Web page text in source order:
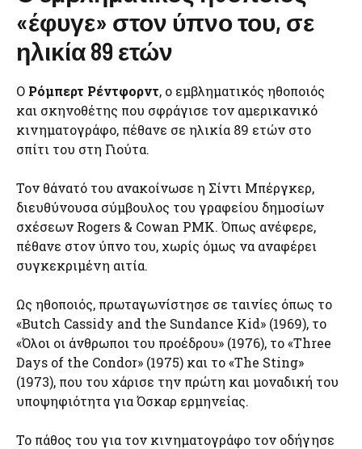
«έφυγε» στον ύπνο του, σε
ηλικία 89 ετών
O Ρόμπερτ Ρέντφορντ, ο εμβληματικός ηθοποιός
και σκηνοθέτης που σφράγισε τον αμερικανικό
κινηματογράφο, πέθανε σε ηλικία 89 ετών στο
σπίτι του στη Γιούτα.
Τον θάνατό του ανακοίνωσε η Σίντι Μπέργκερ,
διευθύνουσα σύμβουλος του γραφείου δημοσίων
σχέσεων Rogers & Cowan PMK. Όπως ανέφερε,
πέθανε στον ύπνο του, χωρίς όμως να αναφέρει
συγκεκριμένη αιτία.
Ως ηθοποιός, πρωταγωνίστησε σε ταινίες όπως το
«Butch Cassidy and the Sundance Kid» (1969), το
«Όλοι οι άνθρωποι του προέδρου» (1976), το «Three
Days of the Condor» (1975) και το «The Sting»
(1973), που του χάρισε την πρώτη και μοναδική του
υποψηφιότητα για Όσκαρ ερμηνείας.
Το πάθος του για τον κινηματογράφο τον οδήγησε